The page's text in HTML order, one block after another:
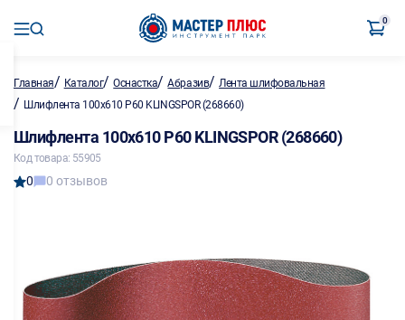
0
Главная/ Каталог/Оснастка/Абразив/Лента шлифовальная
/ Шлифлента 100х610 Р60 KLINGSPOR (268660)
Шлифлента 100х610 Р60 KLINGSPOR (268660)
Код товара: 55905
0 0 отзывов